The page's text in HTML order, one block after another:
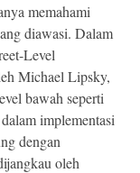
memahami
diawasi. Dalam
Level
Michael Lipsky,
bawah seperti
implementasi
dengan
oleh